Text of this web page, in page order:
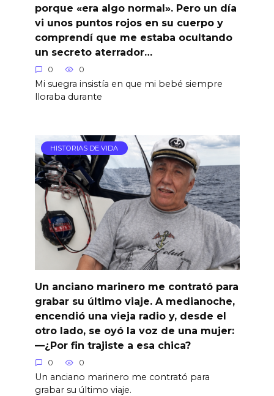
porque «era algo normal». Pero un día
vi unos puntos rojos en su cuerpo y
comprendí que me estaba ocultando
un secreto aterrador…
0 0
Mi suegra insistía en que mi bebé siempre
lloraba durante
HISTORIAS DE VIDA
Un anciano marinero me contrató para
grabar su último viaje. A medianoche,
encendió una vieja radio y, desde el
otro lado, se oyó la voz de una mujer:
—¿Por fin trajiste a esa chica?
0 0
Un anciano marinero me contrató para
grabar su último viaje.